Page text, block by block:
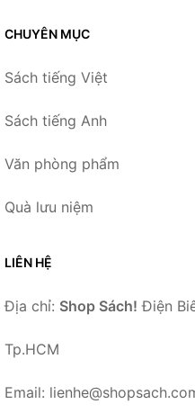
CHUYÊN MỤC
Sách tiếng Việt
Sách tiếng Anh
Văn phòng phẩm
Quà lưu niệm
LIÊN HỆ
Địa chỉ: Shop Sách! Điện
Tp.HCM
Email: